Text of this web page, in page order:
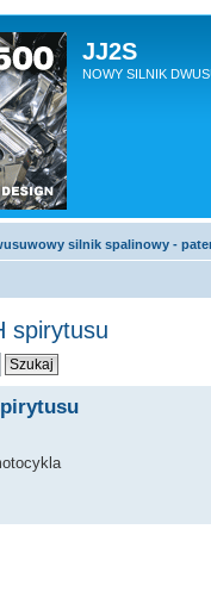
JJ2S
NOWY SILNIK
silnik spalinowy -
spirytusu